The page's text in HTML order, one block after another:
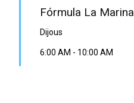
Fórmula La Marina
Dijous
6:00 AM - 10:00 AM